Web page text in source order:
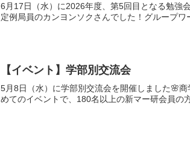
6月17日（水）に2026年度、第5回目となる勉強
定例局員のカンヨンソクさんでした！グループ
【イベント】学部別交流会
5月8日（水）に学部別交流会を開催しました🌸
めてのイベントで、180名以上の新マー研会員の